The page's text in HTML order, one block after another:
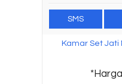
SMS
Kamar Set Jati